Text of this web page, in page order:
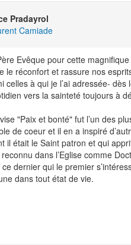
Pradayrol
Camiade
Evêque pour cette
le réconfort et rassure nos
à qui je l’ai adressée- dès
vers la sainteté toujours à
"Paix et bonté" fut l’un des
de coeur et il en a inspiré
il était le Saint patron et qui
dans l’Eglise comme
dernier qui le premier
dans tout état de vie.